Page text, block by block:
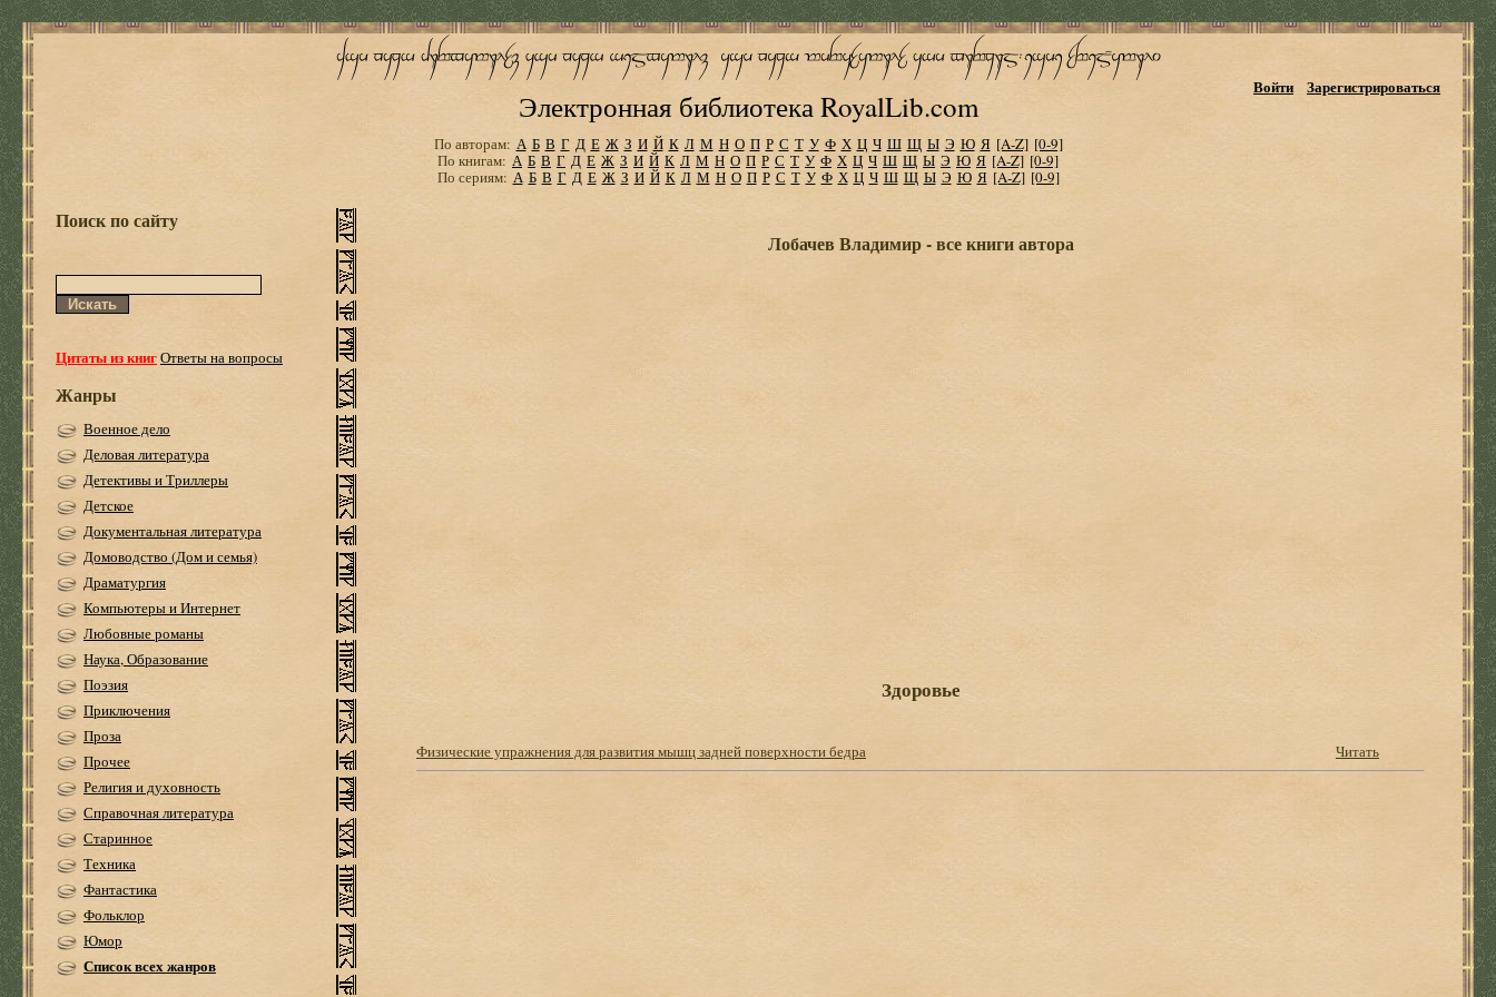
Электронная библиотека RoyalLib.com
Войти Зарегистрироваться
По авторам: А Б В Г Д Е Ж З И Й К Л М Н О П Р С Т У Ф Х Ц Ч Ш Щ Ы Э Ю Я [A-Z] [0-9]
По книгам: А Б В Г Д Е Ж З И Й К Л М Н О П Р С Т У Ф Х Ц Ч Ш Щ Ы Э Ю Я [A-Z] [0-9]
По сериям: А Б В Г Д Е Ж З И Й К Л М Н О П Р С Т У Ф Х Ц Ч Ш Щ Ы Э Ю Я [A-Z] [0-9]
Поиск по сайту
Цитаты из книгОтветы на вопросы
Жанры
Военное дело
Деловая литература
Детективы и Триллеры
Детское
Документальная литература
Домоводство (Дом и семья)
Драматургия
Компьютеры и Интернет
Любовные романы
Наука, Образование
Поэзия
Приключения
Проза
Прочее
Религия и духовность
Справочная литература
Старинное
Техника
Фантастика
Фольклор
Юмор
Список всех жанров
Лобачев Владимир - все книги автора
Здоровье
Физические упражнения для развития мышц задней поверхности бедра Читать